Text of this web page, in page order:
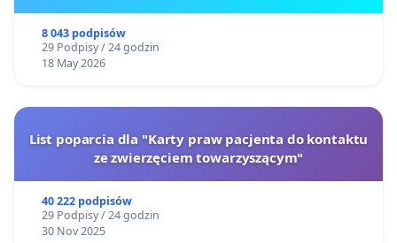
8 043 podpisów
29 Podpisy / 24 godzin
18 May 2026
List poparcia dla "Karty praw pacjenta do kontaktu
ze zwierzęciem towarzyszącym"
40 222 podpisów
29 Podpisy / 24 godzin
30 Nov 2025